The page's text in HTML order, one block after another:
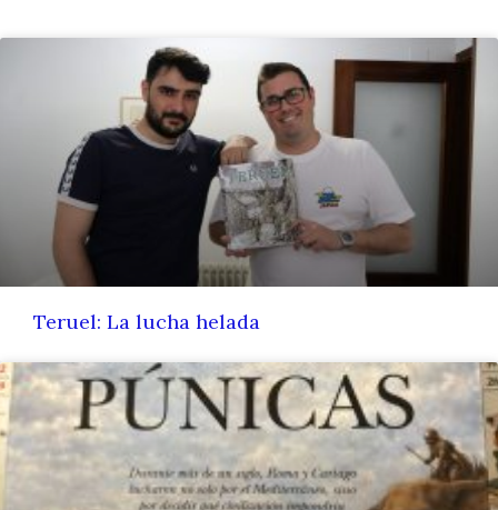
Teruel: La lucha helada